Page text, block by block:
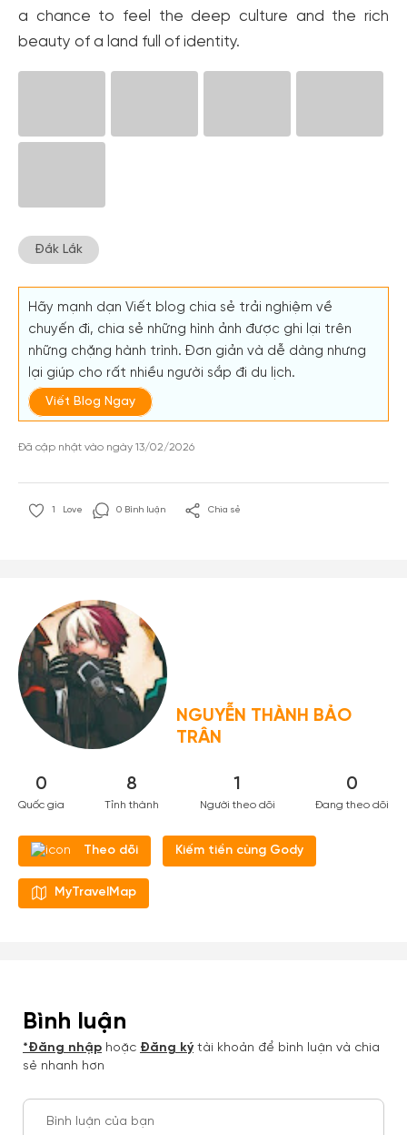
a chance to feel the deep culture and the rich
beauty of a land full of identity.
Đắk Lắk
Hãy mạnh dạn Viết blog chia sẻ trải nghiệm về
chuyến đi, chia sẻ những hình ảnh được ghi lại trên
những chặng hành trình. Đơn giản và dễ dàng nhưng
lại giúp cho rất nhiều người sắp đi du lịch.
Viết Blog Ngay
Đã cập nhật vào ngày 13/02/2026
1 Love 0 Bình luận Chia sẻ
NGUYỄN THÀNH BẢO
TRÂN
0
Quốc gia
8
Tỉnh thành
1
Người theo dõi
0
Đang theo dõi
Theo dõi Kiếm tiền cùng Gody
MyTravelMap
Bình luận
*Đăng nhập hoặc Đăng ký tài khoản để bình luận và chia
sẻ nhanh hơn
Bình luận của bạn